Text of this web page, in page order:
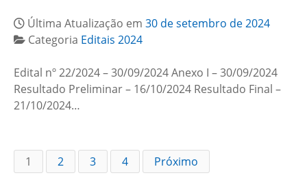
Última Atualização em 30 de setembro de 2024
Categoria Editais 2024
Edital nº 22/2024 – 30/09/2024 Anexo I – 30/09/2024
Resultado Preliminar – 16/10/2024 Resultado Final –
21/10/2024…
1 2 3 4 Próximo